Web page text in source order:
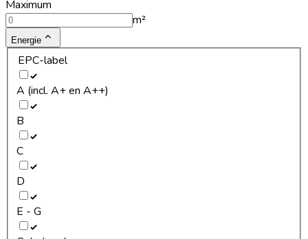
Maximum
m²
Energie
EPC-label
A (incl. A+ en A++)
B
C
D
E - G